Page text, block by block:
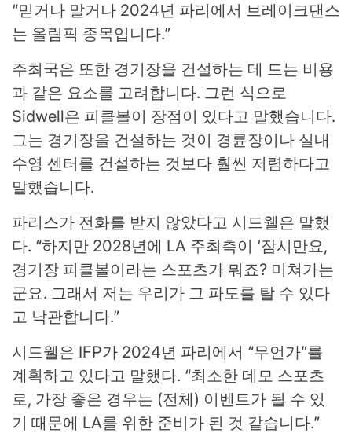
“믿거나 말거나 2024년 파리에서 브레이크댄스
는 올림픽 종목입니다.”
주최국은 또한 경기장을 건설하는 데 드는 비용
과 같은 요소를 고려합니다. 그런 식으로
Sidwell은 피클볼이 장점이 있다고 말했습니다.
그는 경기장을 건설하는 것이 경륜장이나 실내
수영 센터를 건설하는 것보다 훨씬 저렴하다고
말했습니다.
파리스가 전화를 받지 않았다고 시드웰은 말했
다. “하지만 2028년에 LA 주최측이 ‘잠시만요,
경기장 피클볼이라는 스포츠가 뭐죠? 미쳐가는
군요. 그래서 저는 우리가 그 파도를 탈 수 있다
고 낙관합니다.”
시드웰은 IFP가 2024년 파리에서 “무언가”를
계획하고 있다고 말했다. “최소한 데모 스포츠
로, 가장 좋은 경우는 (전체) 이벤트가 될 수 있
기 때문에 LA를 위한 준비가 된 것 같습니다.”